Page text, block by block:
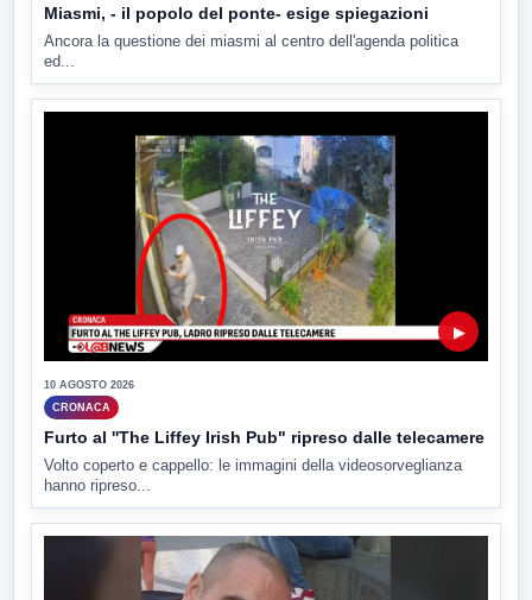
Miasmi, - il popolo del ponte- esige spiegazioni
Ancora la questione dei miasmi al centro dell'agenda politica
ed...
▶
10 AGOSTO 2026
CRONACA
Furto al ''The Liffey Irish Pub" ripreso dalle telecamere
Volto coperto e cappello: le immagini della videosorveglianza
hanno ripreso...